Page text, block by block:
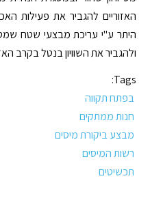
האזוריים להגביר את פעילות
היתר ע"י עריכת מבצעי שטח
ולהגביר את השוויון בנטל בקרב
Tags:
בפתח תקווה
חנות ממתקים
מבצע ביקורת מיסים
רשות המיסים
תכשיטים